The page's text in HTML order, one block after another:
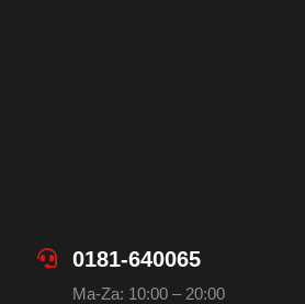
0181-640065
Ma-Za: 10:00 – 20:00